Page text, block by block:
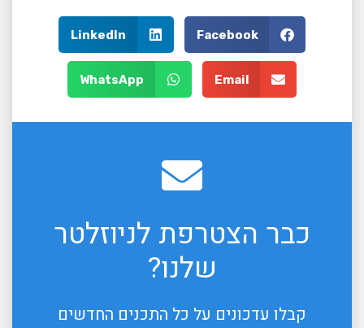
Facebook
LinkedIn
Email
WhatsApp
כבר הצטרפת לניוזלטר
שלנו?
קבלו עדכונים על כל התכנים החדשים